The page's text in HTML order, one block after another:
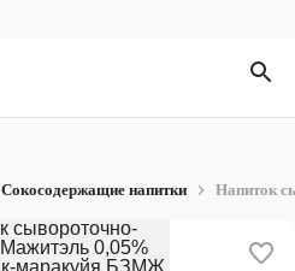
Сокосодержащие напитки Напиток